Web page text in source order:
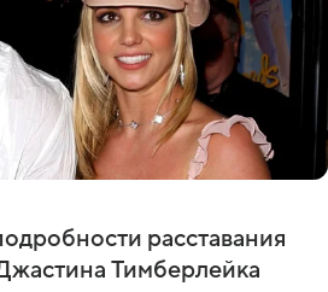
расставания
Тимберлейка